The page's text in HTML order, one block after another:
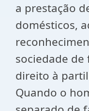
a prestação
domésticos,
sociedade
direito à
Quando o